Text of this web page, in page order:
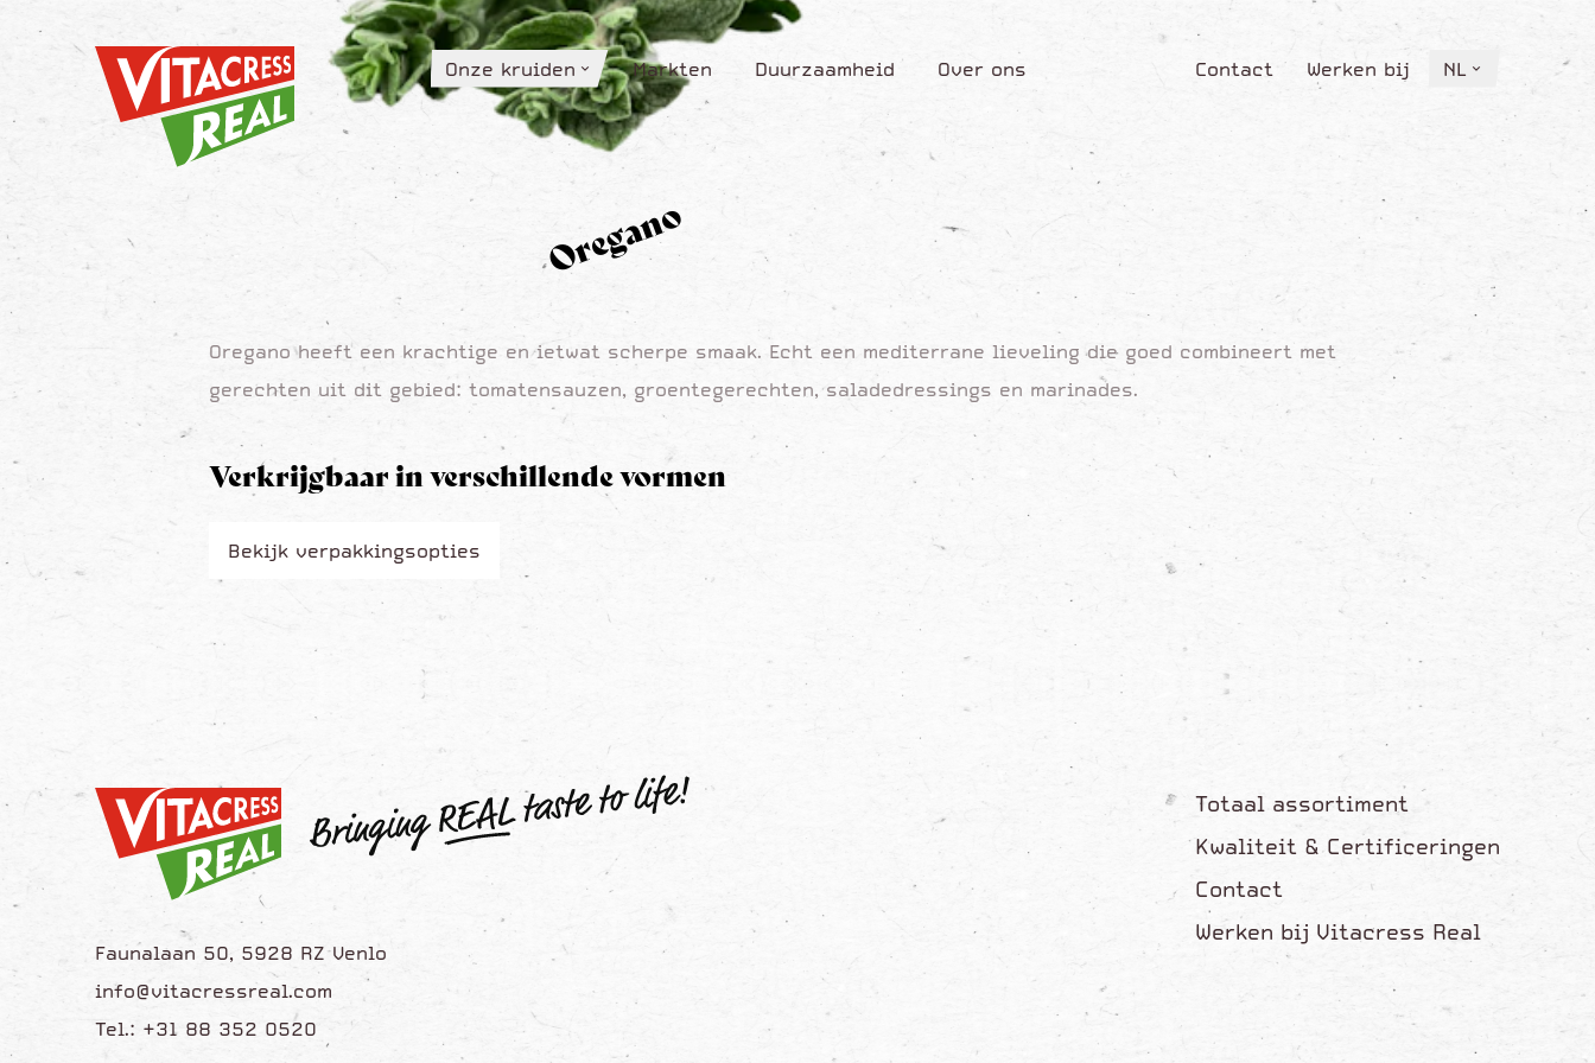
Vitacress Real Onze kruiden Markten Duurzaamheid Over ons Contact Werken bij NL
Vitacress Real Onze kruiden Markten Duurzaamheid Contact Werken bij
Oregano
Oregano heeft een krachtige en ietwat scherpe smaak. Echt een mediterrane lieveling die goed combineert met
gerechten uit dit gebied: tomatensauzen, groentegerechten, saladedressings en marinades.
Verkrijgbaar in verschillende vormen
Bekijk verpakkingsopties
Faunalaan 50, 5928 RZ Venlo
info@vitacressreal.com
Tel.: +31 88 352 0520
Totaal assortiment
Kwaliteit & Certificeringen
Contact
Werken bij Vitacress Real